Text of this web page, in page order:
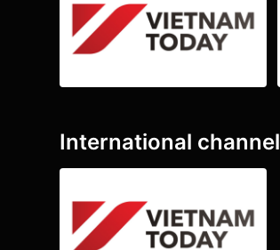
International channel